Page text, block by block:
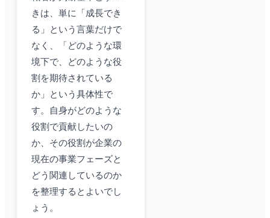
きは、単に「成長でき
る」という言葉だけで
なく、「どのような環
境下で、どのような役
割を期待されている
か」という具体性で
す。自身がどのような
役割で貢献したいの
か、その役割が企業の
現在の事業フェーズと
どう関連しているのか
を整理するとよいでし
ょう。